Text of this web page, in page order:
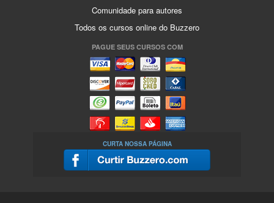
Comunidade para autores
Todos os cursos online do Buzzero
PAGUE SEUS CURSOS COM
CURTA NOSSA PÁGINA